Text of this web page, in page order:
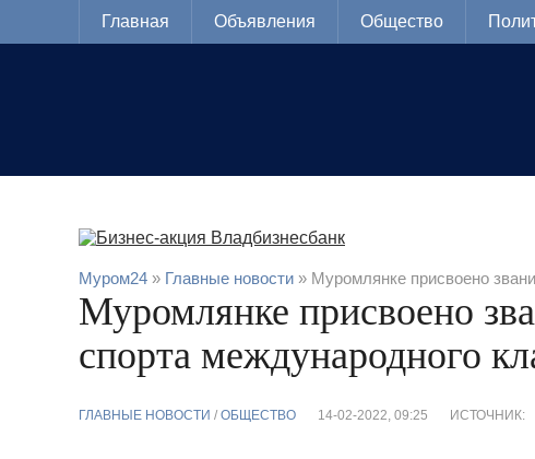
Главная Объявления Общество
Муром24 » Главные новости » Муромлянке присвоено
Муромлянке присвоено
спорта международного
ГЛАВНЫЕ НОВОСТИ / ОБЩЕСТВО 14-02-2022, 09:25 ИСТОЧНИК: